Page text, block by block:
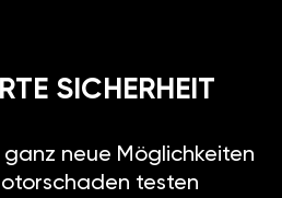
SICHERHEIT
neue Möglichkeiten
testen